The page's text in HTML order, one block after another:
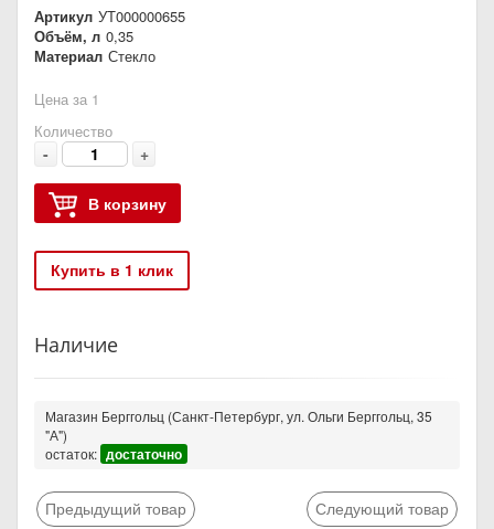
Артикул УТ000000655
Объём, л 0,35
Материал Стекло
Цена за 1
Количество
- +
В корзину
Купить в 1 клик
Наличие
Магазин Берггольц (Санкт-Петербург, ул. Ольги Берггольц, 35
"А")
остаток: достаточно
Предыдущий товар Следующий товар